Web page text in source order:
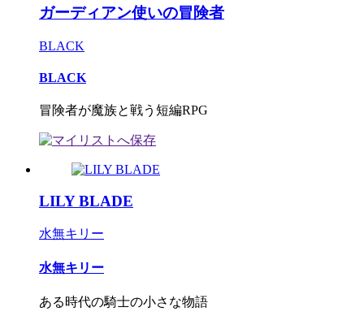
ガーディアン使いの冒険者
BLACK
BLACK
冒険者が魔族と戦う短編RPG
LILY BLADE
水無キリー
水無キリー
ある時代の騎士の小さな物語